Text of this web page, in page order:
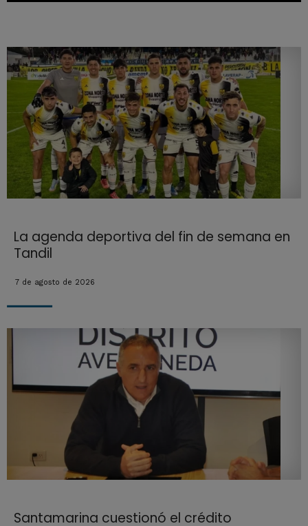
La agenda deportiva del fin de semana en
Tandil
7 de agosto de 2026
Santamarina cuestionó el crédito